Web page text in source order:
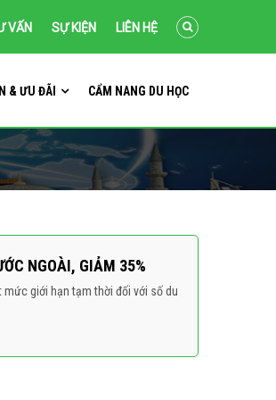
VẤN SỰ KIỆN LIÊN HỆ
& ƯU ĐÃI CẨM NANG DU HỌC
NGOÀI, GIẢM 35%
mức giới hạn tạm thời đối với số du